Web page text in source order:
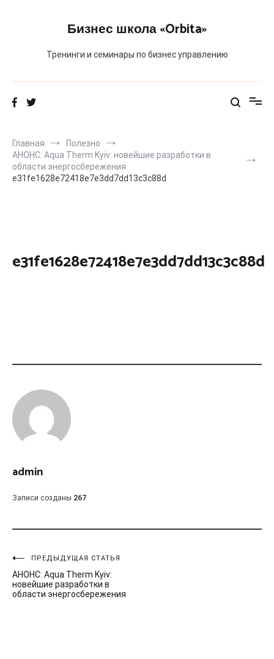
Бизнес школа «Orbita»
Тренинги и семинары по бизнес управлению
Главная
Полезно
АНОНС: Aqua Therm Kyiv: новейшие разработки в
области энергосбережения
e31fe1628e72418e7e3dd7dd13c3c88d
e31fe1628e72418e7e3dd7dd13c3c88d
admin
Записи созданы 267
Навигация
по
ПРЕДЫДУЩАЯ СТАТЬЯ
АНОНС: Aqua Therm Kyiv:
новейшие разработки в
области энергосбережения